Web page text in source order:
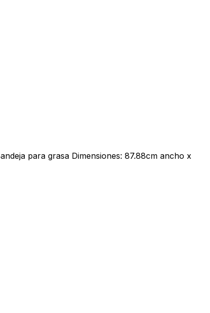
para grasa Dimensiones: 87.88cm ancho x